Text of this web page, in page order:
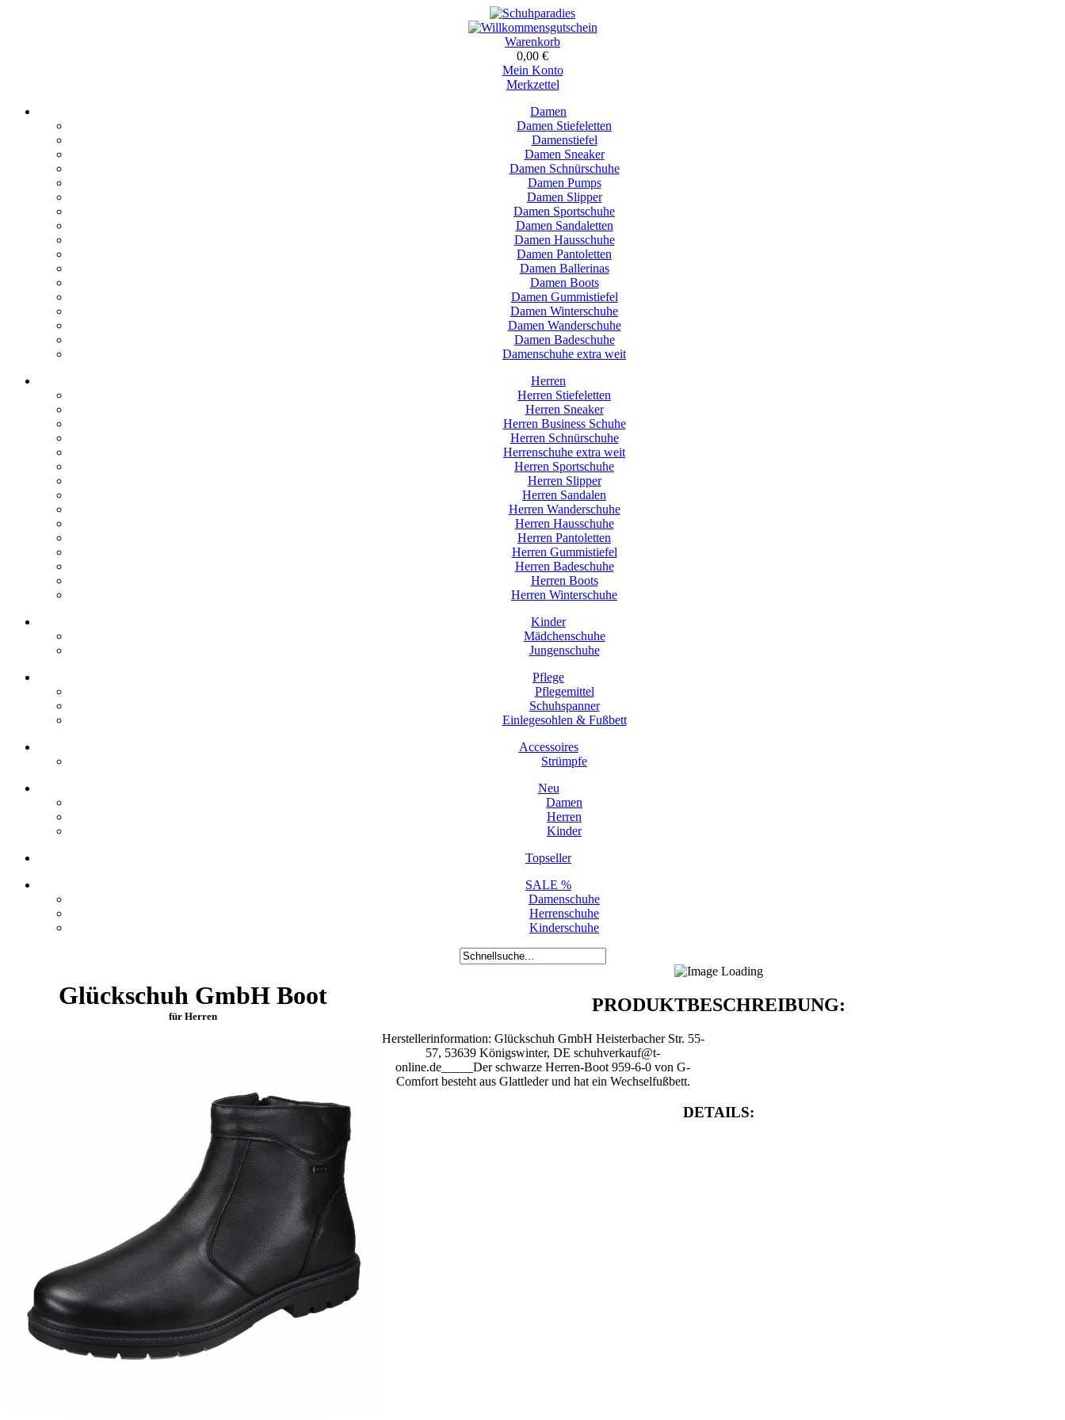
Warenkorb
0,00 €
Mein Konto
Merkzettel
Damen
Damen Stiefeletten
Damenstiefel
Damen Sneaker
Damen Schnürschuhe
Damen Pumps
Damen Slipper
Damen Sportschuhe
Damen Sandaletten
Damen Hausschuhe
Damen Pantoletten
Damen Ballerinas
Damen Boots
Damen Gummistiefel
Damen Winterschuhe
Damen Wanderschuhe
Damen Badeschuhe
Damenschuhe extra weit
Herren
Herren Stiefeletten
Herren Sneaker
Herren Business Schuhe
Herren Schnürschuhe
Herrenschuhe extra weit
Herren Sportschuhe
Herren Slipper
Herren Sandalen
Herren Wanderschuhe
Herren Hausschuhe
Herren Pantoletten
Herren Gummistiefel
Herren Badeschuhe
Herren Boots
Herren Winterschuhe
Kinder
Mädchenschuhe
Jungenschuhe
Pflege
Pflegemittel
Schuhspanner
Einlegesohlen & Fußbett
Accessoires
Strümpfe
Neu
Damen
Herren
Kinder
Topseller
SALE %
Damenschuhe
Herrenschuhe
Kinderschuhe
Glückschuh GmbH Boot
für Herren
PRODUKTBESCHREIBUNG:
Herstellerinformation: Glückschuh GmbH Heisterbacher Str. 55-
57, 53639 Königswinter, DE schuhverkauf@t-
online.de_____Der schwarze Herren-Boot 959-6-0 von G-
Comfort besteht aus Glattleder und hat ein Wechselfußbett.
DETAILS: